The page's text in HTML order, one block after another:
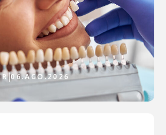
|06.AGO.2026